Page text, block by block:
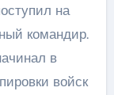
на
командир.
в
войск